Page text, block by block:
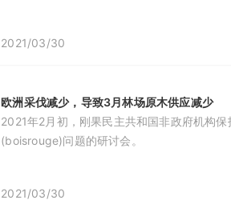
2021/03/30
欧洲采伐减少，导致3月林场原木供应减少
2021年2月初，刚果民主共和国非政府机构
(boisrouge)问题的研讨会。
2021/03/30